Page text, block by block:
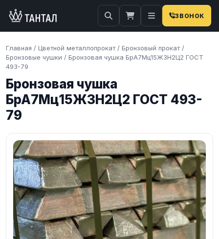
ЗВОНОК
Главная / Цветной металлопрокат / Бронзовый прокат /
Бронзовые чушки / Бронзовая чушка БрА7Мц15Ж3Н2Ц2 ГОСТ
493-79
Бронзовая чушка
БрА7Мц15Ж3Н2Ц2 ГОСТ 493-
79